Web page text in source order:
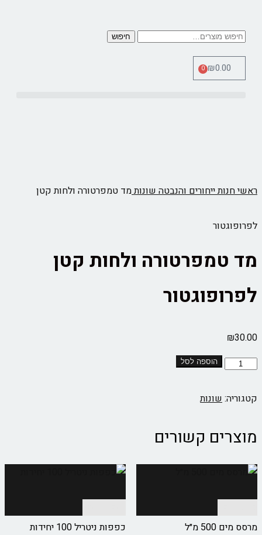
חיפוש
₪0.00
0
ראשיחנותייחורים והנבטהשונותמד טמפרטורה ולחות קטן
לפרופוגטור
מד טמפרטורה ולחות קטן
לפרופוגטור
₪30.00
הוספה לסל
קטגוריה:שונות
מוצרים קשורים
מרסס מים 500 מ״ל
כפפות ניטריל 100 יחידות